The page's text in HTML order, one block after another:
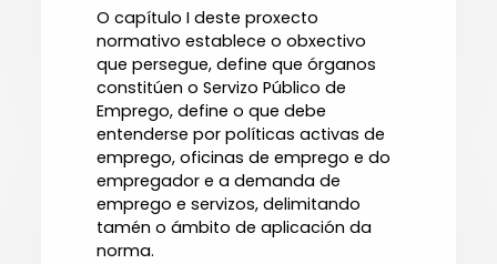
O capítulo I deste proxecto
normativo establece o obxectivo
que persegue, define que órganos
constitúen o Servizo Público de
Emprego, define o que debe
entenderse por políticas activas de
emprego, oficinas de emprego e do
empregador e a demanda de
emprego e servizos, delimitando
tamén o ámbito de aplicación da
norma.